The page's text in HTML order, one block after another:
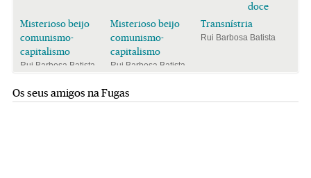
Misterioso beijo
comunismo-
capitalismo
Rui Barbosa Batista
Misterioso beijo
comunismo-
capitalismo
Rui Barbosa Batista
doce
Transnístria
Rui Barbosa Batista
Os seus amigos na Fugas